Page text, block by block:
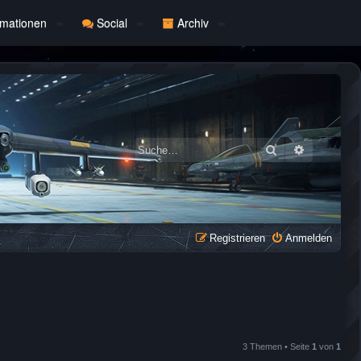
Social Archiv
Suche Erweiterte
Anmelden
Registrieren
3 Themen • Seite 1 von 1